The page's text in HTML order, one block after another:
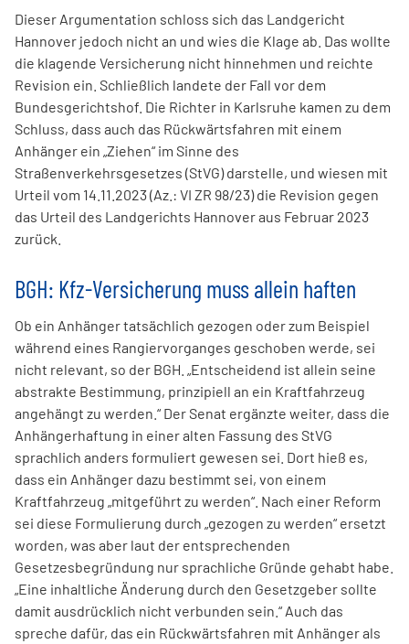
Dieser Argumentation schloss sich das Landgericht
Hannover jedoch nicht an und wies die Klage ab. Das wollte
die klagende Versicherung nicht hinnehmen und reichte
Revision ein. Schließlich landete der Fall vor dem
Bundesgerichtshof. Die Richter in Karlsruhe kamen zu dem
Schluss, dass auch das Rückwärtsfahren mit einem
Anhänger ein „Ziehen“ im Sinne des
Straßenverkehrsgesetzes (StVG) darstelle, und wiesen mit
Urteil vom 14.11.2023 (Az.: VI ZR 98/23) die Revision gegen
das Urteil des Landgerichts Hannover aus Februar 2023
zurück.
BGH: Kfz-Versicherung muss allein haften
Ob ein Anhänger tatsächlich gezogen oder zum Beispiel
während eines Rangiervorganges geschoben werde, sei
nicht relevant, so der BGH. „Entscheidend ist allein seine
abstrakte Bestimmung, prinzipiell an ein Kraftfahrzeug
angehängt zu werden.“ Der Senat ergänzte weiter, dass die
Anhängerhaftung in einer alten Fassung des StVG
sprachlich anders formuliert gewesen sei. Dort hieß es,
dass ein Anhänger dazu bestimmt sei, von einem
Kraftfahrzeug „mitgeführt zu werden“. Nach einer Reform
sei diese Formulierung durch „gezogen zu werden“ ersetzt
worden, was aber laut der entsprechenden
Gesetzesbegründung nur sprachliche Gründe gehabt habe.
„Eine inhaltliche Änderung durch den Gesetzgeber sollte
damit ausdrücklich nicht verbunden sein.“ Auch das
spreche dafür, das ein Rückwärtsfahren mit Anhänger als